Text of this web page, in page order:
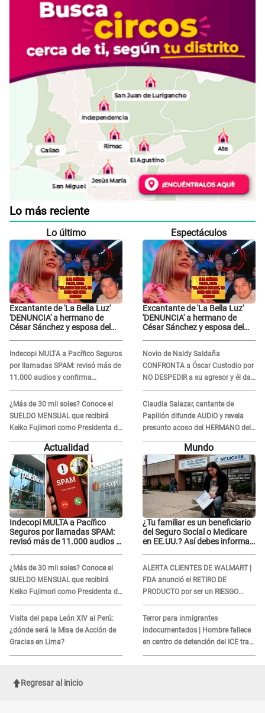
Lo más reciente
Lo último
Excantante de 'La Bella Luz'
'DENUNCIA' a hermano de
César Sánchez y esposa del
tranquila"
Indecopi MULTA a Pacífico Seguros
por llamadas SPAM: revisó más de
11.000 audios y confirma
SANCIÓN
¿Más de 30 mil soles? Conoce el
SUELDO MENSUAL que recibirá
Keiko Fujimori como Presidenta de
la República
Espectáculos
Excantante de 'La Bella Luz'
'DENUNCIA' a hermano de
César Sánchez y esposa del
tranquila"
Novio de Naldy Saldaña
CONFRONTA a Óscar Custodio por
NO DESPEDIR a su agresor y él da
INDIGNANTE respuesta: "Nadie me
dice qué hacer"
Claudia Salazar, cantante de
Papillón difunde AUDIO y revela
presunto acoso del HERMANO del
director musical de La Bella Luz:
"Me quedé asustada, en shock"
Actualidad
Indecopi MULTA a Pacífico
Seguros por llamadas SPAM:
revisó más de 11.000 audios y
¿Más de 30 mil soles? Conoce el
SUELDO MENSUAL que recibirá
Keiko Fujimori como Presidenta de
la República
Visita del papa León XIV al Perú:
¿dónde será la Misa de Acción de
Gracias en Lima?
Mundo
¿Tu familiar es un beneficiario
del Seguro Social o Medicare
en EE.UU.? Así debes informar
ALERTA CLIENTES DE WALMART |
FDA anunció el RETIRO DE
PRODUCTO por ser un RIESGO
MORTAL para consumidores: ¿Cuál
es?
Terror para inmigrantes
indocumentados | Hombre fallece
en centro de detención del ICE tras
sufrir una "emergencia médica"
Regresar al inicio